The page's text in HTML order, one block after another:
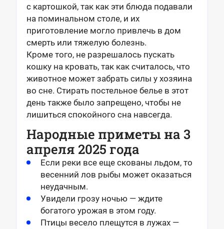
с картошкой, так как эти блюда подавали
на поминальном столе, и их
приготовление могло привлечь в дом
смерть или тяжелую болезнь.
Кроме того, не разрешалось пускать
кошку на кровать, так как считалось, что
животное может забрать силы у хозяина
во сне. Стирать постельное белье в этот
день также было запрещено, чтобы не
лишиться спокойного сна навсегда.
Народные приметы на 3
апреля 2025 года
Если реки все еще скованы льдом, то
весенний лов рыбы может оказаться
неудачным.
Увидели грозу ночью — ждите
богатого урожая в этом году.
Птицы весело плещутся в лужах —